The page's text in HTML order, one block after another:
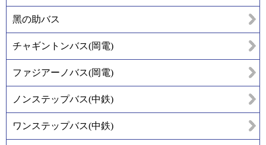
黑の助バス
チャギントンバス(岡電)
ファジアーノバス(岡電)
ノンステップバス(中鉄)
ワンステップバス(中鉄)